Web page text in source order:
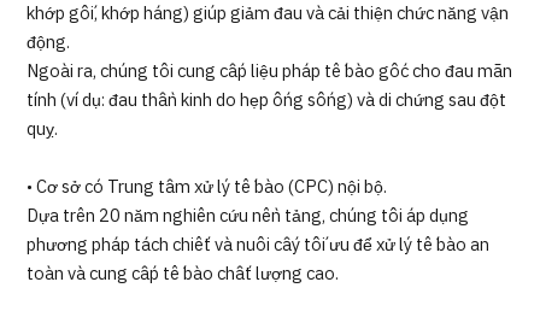
khớp gối, khớp háng) giúp giảm đau và cải thiện chức năng vận
động.
Ngoài ra, chúng tôi cung cấp liệu pháp tế bào gốc cho đau mãn
tính (ví dụ: đau thần kinh do hẹp ống sống) và di chứng sau đột
quỵ.
• Cơ sở có Trung tâm xử lý tế bào (CPC) nội bộ.
Dựa trên 20 năm nghiên cứu nền tảng, chúng tôi áp dụng
phương pháp tách chiết và nuôi cấy tối ưu để xử lý tế bào an
toàn và cung cấp tế bào chất lượng cao.